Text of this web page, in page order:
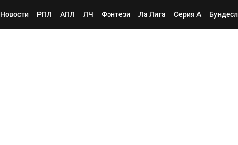
Новости РПЛ АПЛ ЛЧ Фэнтези Ла Лига Серия А